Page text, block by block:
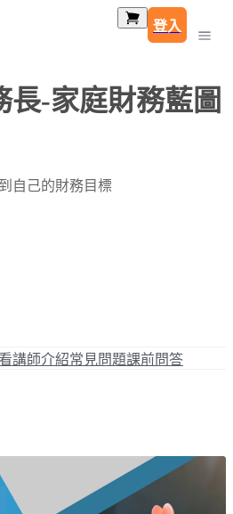
登入
長-家庭財務藍圖
自己的財務目標
講師介紹常見問題課前問答